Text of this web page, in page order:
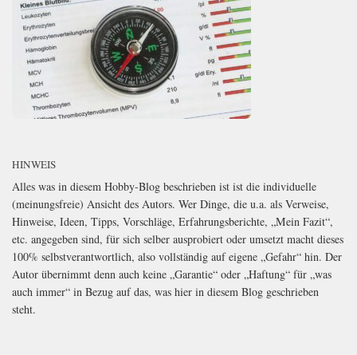
HINWEIS
Alles was in diesem Hobby-Blog beschrieben ist ist die individuelle
(meinungsfreie) Ansicht des Autors. Wer Dinge, die u.a. als Verweise,
Hinweise, Ideen, Tipps, Vorschläge, Erfahrungsberichte, „Mein Fazit“,
etc. angegeben sind, für sich selber ausprobiert oder umsetzt macht dieses
100% selbstverantwortlich, also vollständig auf eigene „Gefahr“ hin. Der
Autor übernimmt denn auch keine „Garantie“ oder „Haftung“ für „was
auch immer“ in Bezug auf das, was hier in diesem Blog geschrieben
steht.